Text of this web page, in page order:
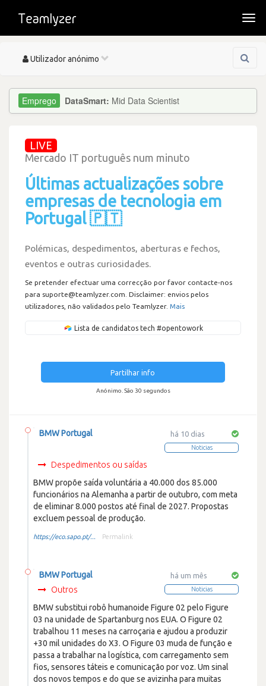
Toggle
Utilizador anónimo
DataSmart: Mid Data Scientist
LIVE
Mercado IT português num minuto
Últimas actualizações sobre
empresas de tecnologia em
Portugal 🇵🇹
Polémicas, despedimentos, aberturas e fechos,
eventos e outras curiosidades.
Se pretender efectuar uma correcção por favor contacte-nos
para suporte@teamlyzer.com. Disclaimer: envios pelos
utilizadores, não validados pelo Teamlyzer. Mais
Lista de candidatos tech #opentowork
Partilhar info
Anónimo. São 30 segundos
há 10 dias
Noticias
BMW Portugal
Despedimentos ou saídas
BMW propõe saída voluntária a 40.000 dos 85.000
funcionários na Alemanha a partir de outubro, com meta
de eliminar 8.000 postos até final de 2027. Propostas
excluem pessoal de produção.
https://eco.sapo.pt/... Permalink
há um mês
Noticias
BMW Portugal
Outros
BMW substitui robô humanoide Figure 02 pelo Figure
03 na unidade de Spartanburg nos EUA. O Figure 02
trabalhou 11 meses na carroçaria e ajudou a produzir
+30 mil unidades do X3. O Figure 03 muda de função e
passa a trabalhar na logística, com carregamento sem
fios, sensores táteis e comunicação por voz. Um sinal
dos novos tempos e do que se avizinha para muitas